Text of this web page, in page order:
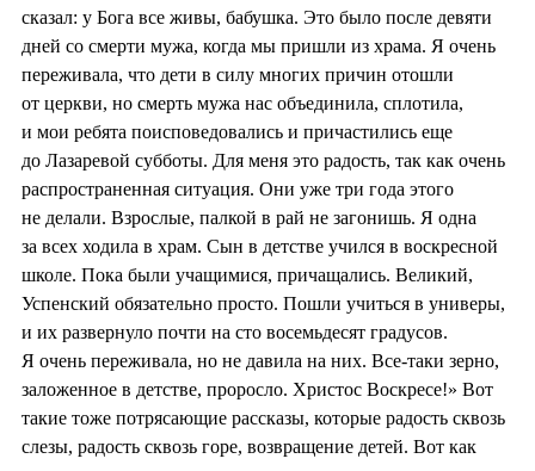
сказал: у Бога все живы, бабушка. Это было после девяти
дней со смерти мужа, когда мы пришли из храма. Я очень
переживала, что дети в силу многих причин отошли
от церкви, но смерть мужа нас объединила, сплотила,
и мои ребята поисповедовались и причастились еще
до Лазаревой субботы. Для меня это радость, так как очень
распространенная ситуация. Они уже три года этого
не делали. Взрослые, палкой в рай не загонишь. Я одна
за всех ходила в храм. Сын в детстве учился в воскресной
школе. Пока были учащимися, причащались. Великий,
Успенский обязательно просто. Пошли учиться в универы,
и их развернуло почти на сто восемьдесят градусов.
Я очень переживала, но не давила на них. Все-таки зерно,
заложенное в детстве, проросло. Христос Воскресе!» Вот
такие тоже потрясающие рассказы, которые радость сквозь
слезы, радость сквозь горе, возвращение детей. Вот как